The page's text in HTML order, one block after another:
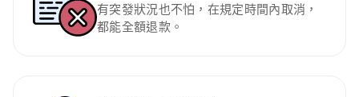
有突發狀況也不怕，在規定時間內取消，
都能全額退款。